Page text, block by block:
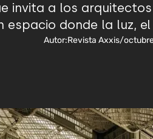
invita a los
espacio donde la luz,
Autor:Revista Axxis/